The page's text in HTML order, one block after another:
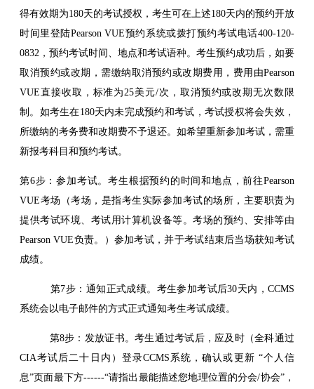
得有效期为180天的考试授权，考生可在上述180天内的预约开放
时间里登陆Pearson VUE预约系统或拨打预约考试电话400-120-
0832，预约考试时间、地点和考试语种。考生预约成功后，如要
取消预约或改期，需缴纳取消预约或改期费用，费用由Pearson
VUE直接收取，标准为25美元/次，取消预约或改期无次数限
制。如考生在180天内未完成预约和考试，考试授权将会失效，
所缴纳的考务费和改期费不予退还。如希望重新参加考试，需重
新报考科目和预约考试。
第6步：参加考试。考生根据预约的时间和地点，前往Pearson
VUE考场（考场，是指考生实际参加考试的场所，主要职责为
提供考试环境、考试用计算机设备等。考场的预约、安排等由
Pearson VUE负责。）参加考试，并于考试结束后当场获知考试
成绩。
第7步：通知正式成绩。考生参加考试后30天内，CCMS
系统会以电子邮件的方式正式通知考生考试成绩。
第8步：发放证书。考生通过考试后，应及时（全科通过
CIA考试后二十日内）登录CCMS系统，确认或更新 “个人信
息”页面最下方------“请指出最能描述您地理位置的分会/协会”，